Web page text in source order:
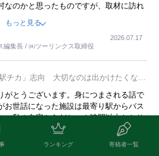
ランキング 寄稿者一覧
のかと思ったものですが、取材に訪れ
したら、興味深い話が次々が飛び出しま
でも思い出すことが２つあります。一つ
ランドを見学させ、サービス業、接客業
ることです。 もう一つは1800円もする
するにあたり、社内に懸念もあったそう
都内ナンバーの高級外車が停まっている
売れると確信したそうです。今回の記
もっと見る
編集長 / ㈱ツーリンクス取締役
2026.07.17
チカ」志向 大切なのは出かけたくなる
とうございます。身につまされる話で
お世話になった施設は最寄り駅からバス
。私の自宅からだと、１時間以上かかり
という理由で、その施設を選択したので
日仕事ででした。シニアの住まい選び
2026.07.16